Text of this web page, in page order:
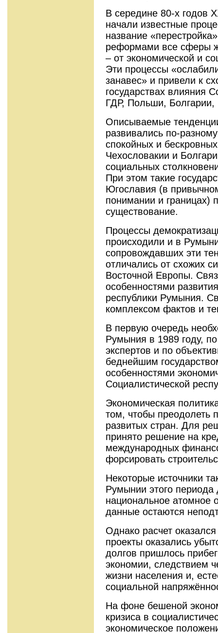
В середине 80-х годов
начали известные
название
реформами все сферы
– от экономической и
Эти процессы
занавес» и привели к
государствах влияния
ГДР, Польши, Болгарии,
Описываемые
развивались по-
спокойных и
Чехословакии и
социальных
При этом такие
Югославия (в
понимании и границах)
существование.
Процессы
происходили и в
сопровождавших эти
отличались от схожих
Восточной Европы.
особенностями
республики Румыния.
комплексом фактов и
В первую очередь
Румыния в 1989 году,
экспертов и по
беднейшим
особенностями
Социалистической
Экономическая
том, чтобы преодолеть
развитых стран. Для
принято решение на
международных
форсировать
Некоторые источники
Румынии этого
национальное атомное
данные остаются
Однако расчет
проекты оказались
долгов пришлось
экономии, следствием
жизни населения и,
социальной
На фоне бешеной
кризиса в
экономическое